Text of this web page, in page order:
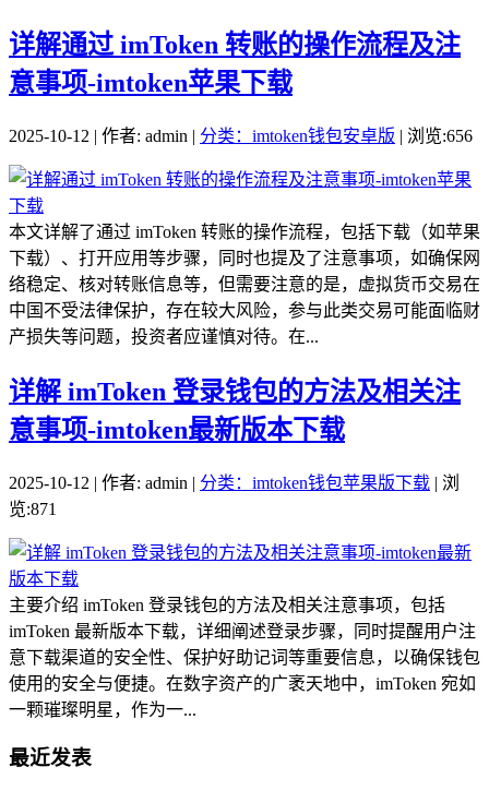
详解通过 imToken 转账的操作流程及注
意事项-imtoken苹果下载
2025-10-12 | 作者: admin | 分类：imtoken钱包安卓版 | 浏览:656
本文详解了通过 imToken 转账的操作流程，包括下载（如苹果
下载）、打开应用等步骤，同时也提及了注意事项，如确保网
络稳定、核对转账信息等，但需要注意的是，虚拟货币交易在
中国不受法律保护，存在较大风险，参与此类交易可能面临财
产损失等问题，投资者应谨慎对待。在...
详解 imToken 登录钱包的方法及相关注
意事项-imtoken最新版本下载
2025-10-12 | 作者: admin | 分类：imtoken钱包苹果版下载 | 浏
览:871
主要介绍 imToken 登录钱包的方法及相关注意事项，包括
imToken 最新版本下载，详细阐述登录步骤，同时提醒用户注
意下载渠道的安全性、保护好助记词等重要信息，以确保钱包
使用的安全与便捷。在数字资产的广袤天地中，imToken 宛如
一颗璀璨明星，作为一...
最近发表